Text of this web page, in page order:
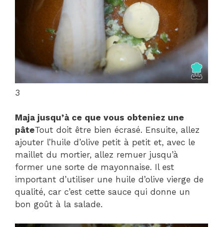
3
Maja jusqu’à ce que vous obteniez une
pâteTout doit être bien écrasé. Ensuite, allez
ajouter l’huile d’olive petit à petit et, avec le
maillet du mortier, allez remuer jusqu’à
former une sorte de mayonnaise. Il est
important d’utiliser une huile d’olive vierge de
qualité, car c’est cette sauce qui donne un
bon goût à la salade.